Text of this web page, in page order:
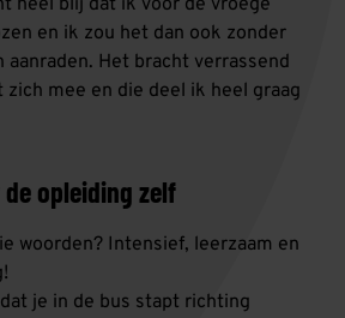
heel blij dat ik voor de vroege
en ik zou het dan ook zonder
aanraden. Het bracht verrassend
mee en die deel ik heel graag
opleiding zelf
woorden? Intensief, leerzaam en
je in de bus stapt richting